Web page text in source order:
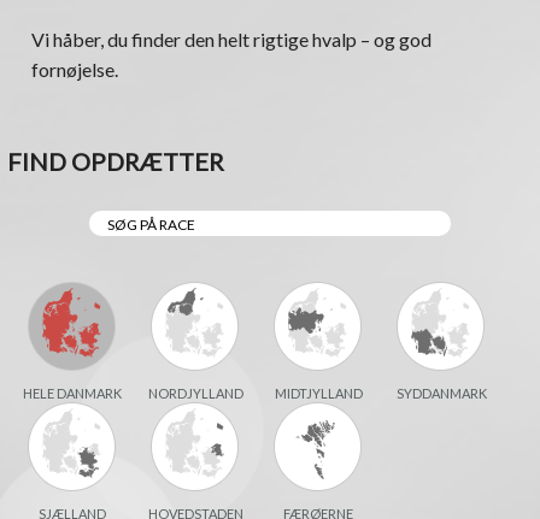
Vi håber, du finder den helt rigtige hvalp – og god
fornøjelse.
FIND OPDRÆTTER
HELE DANMARK NORDJYLLAND MIDTJYLLAND SYDDANMARK
SJÆLLAND HOVEDSTADEN FÆRØERNE